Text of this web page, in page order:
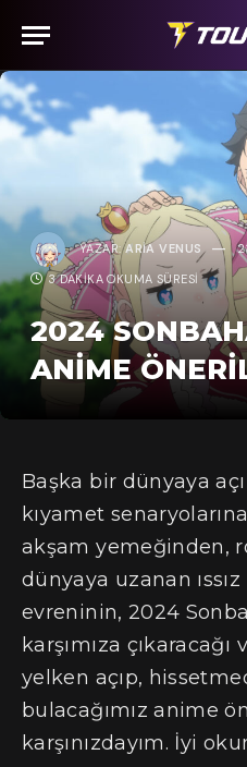
YAZAR: ARIA VENUS
3 DAKIKA OKUMA SÜRESI
2024
ANIME
Başka bir dünyaya
kıyamet
akşam yemeğinden,
dünyaya uzanan
evreninin, 2024
karşımıza
yelken açıp,
bulacağımız anime
karşınızdayım. İyi